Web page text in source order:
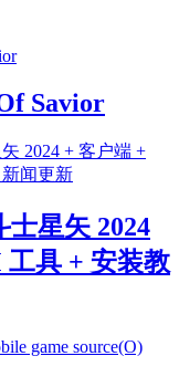
Savior
士星矢 2024
具 + 安装教